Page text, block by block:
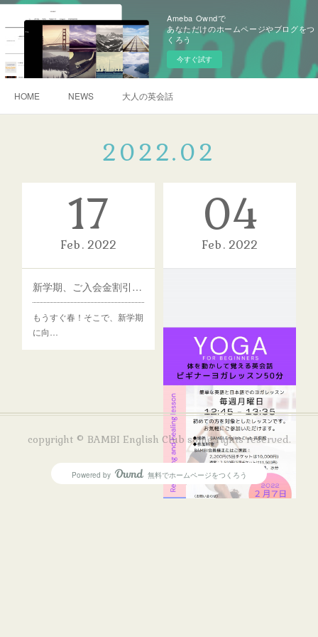
Ameba Owndで
あなただけのホームページやブログをつ
くろう
今すぐ試す
HOME NEWS 大人の英会話
2022.02
17
Feb 2022
新学期、ご入会金割引キャンペーン！
もうすぐ春！そこで、新学期
に向…
04
Feb 2022
copyright © BAMBI English Club some rights reserved.
Powered by AmebaOwnd
無料でホームページをつくろう